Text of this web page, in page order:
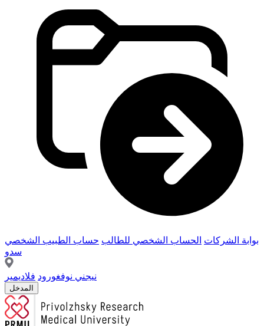
بوابة الشركات الحساب الشخصي للطالب حساب الطبيب الشخصي
سدو
نيجني نوفغورود فلاديمير
المدخل